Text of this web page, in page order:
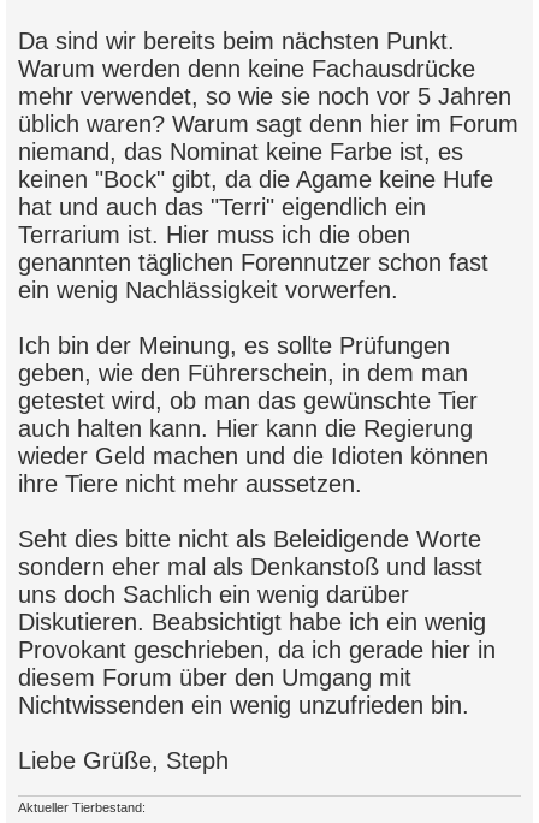
Da sind wir bereits beim nächsten Punkt.
Warum werden denn keine Fachausdrücke
mehr verwendet, so wie sie noch vor 5 Jahren
üblich waren? Warum sagt denn hier im Forum
niemand, das Nominat keine Farbe ist, es
keinen "Bock" gibt, da die Agame keine Hufe
hat und auch das "Terri" eigendlich ein
Terrarium ist. Hier muss ich die oben
genannten täglichen Forennutzer schon fast
ein wenig Nachlässigkeit vorwerfen.
Ich bin der Meinung, es sollte Prüfungen
geben, wie den Führerschein, in dem man
getestet wird, ob man das gewünschte Tier
auch halten kann. Hier kann die Regierung
wieder Geld machen und die Idioten können
ihre Tiere nicht mehr aussetzen.
Seht dies bitte nicht als Beleidigende Worte
sondern eher mal als Denkanstoß und lasst
uns doch Sachlich ein wenig darüber
Diskutieren. Beabsichtigt habe ich ein wenig
Provokant geschrieben, da ich gerade hier in
diesem Forum über den Umgang mit
Nichtwissenden ein wenig unzufrieden bin.
Liebe Grüße, Steph
Aktueller Tierbestand: